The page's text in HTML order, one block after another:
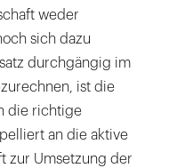
weder
sich dazu
durchgängig im
ist die
die richtige
an die aktive
zur Umsetzung der